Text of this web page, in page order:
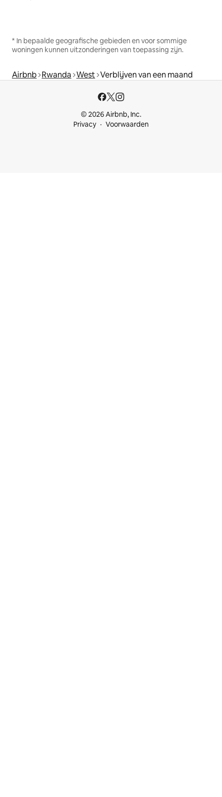
* In bepaalde geografische gebieden en voor sommige
woningen kunnen uitzonderingen van toepassing zijn.
Airbnb Rwanda West Verblijven van een maand
© 2026 Airbnb, Inc.
Privacy
Voorwaarden